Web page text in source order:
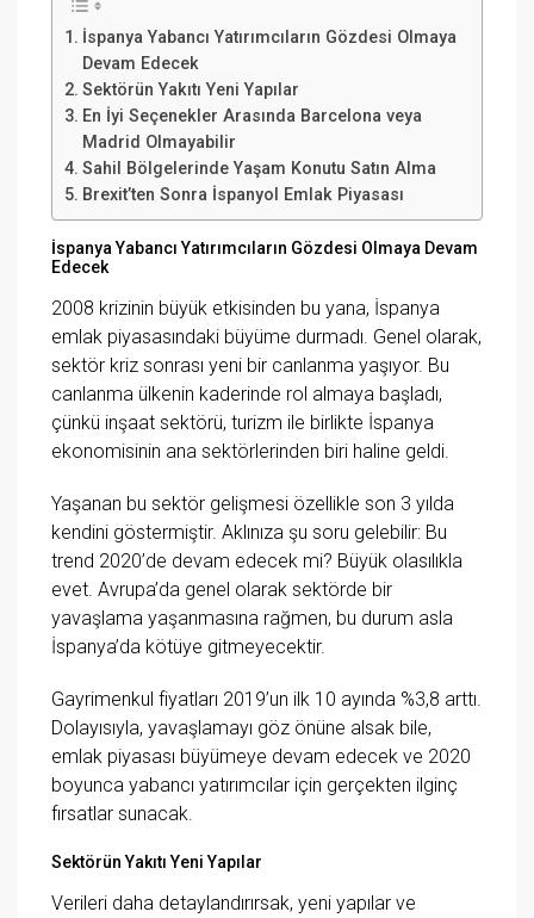
İspanya Yabancı Yatırımcıların Gözdesi Olmaya
Devam Edecek
Sektörün Yakıtı Yeni Yapılar
En İyi Seçenekler Arasında Barcelona veya
Madrid Olmayabilir
Sahil Bölgelerinde Yaşam Konutu Satın Alma
Brexit’ten Sonra İspanyol Emlak Piyasası
İspanya Yabancı Yatırımcıların Gözdesi Olmaya Devam
Edecek
2008 krizinin büyük etkisinden bu yana, İspanya
emlak piyasasındaki büyüme durmadı. Genel olarak,
sektör kriz sonrası yeni bir canlanma yaşıyor. Bu
canlanma ülkenin kaderinde rol almaya başladı,
çünkü inşaat sektörü, turizm ile birlikte İspanya
ekonomisinin ana sektörlerinden biri haline geldi.
Yaşanan bu sektör gelişmesi özellikle son 3 yılda
kendini göstermiştir. Aklınıza şu soru gelebilir: Bu
trend 2020’de devam edecek mi? Büyük olasılıkla
evet. Avrupa’da genel olarak sektörde bir
yavaşlama yaşanmasına rağmen, bu durum asla
İspanya’da kötüye gitmeyecektir.
Gayrimenkul fiyatları 2019’un ilk 10 ayında %3,8 arttı.
Dolayısıyla, yavaşlamayı göz önüne alsak bile,
emlak piyasası büyümeye devam edecek ve 2020
boyunca yabancı yatırımcılar için gerçekten ilginç
fırsatlar sunacak.
Sektörün Yakıtı Yeni Yapılar
Verileri daha detaylandırırsak, yeni yapılar ve